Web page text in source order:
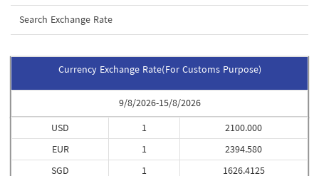
Search Exchange Rate
Currency Exchange Rate(For Customs Purpose)
9/8/2026-15/8/2026
USD
EUR
SGD
1
1
1
2100.000
2394.580
1626.4125